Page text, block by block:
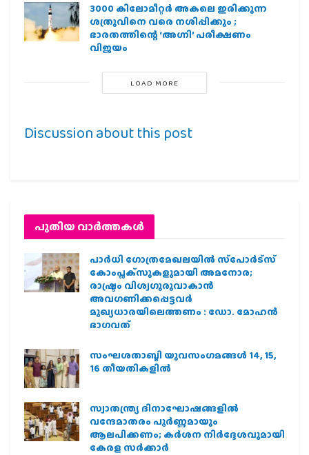
3000 കിലോമീറ്റർ അകലെ ഇരിക്കുന്ന
ശത്രുവിനെ വരെ നശിപ്പിക്കും ;
ഭാരതത്തിന്റെ ‘അഗ്നി’ പരീക്ഷണം
വിജയം
LOAD MORE
Discussion about this post
പുതിയ വാര്‍ത്തകള്‍
പാര്‍ധി ഗോത്രമേഖലയില്‍ സ്‌പോര്‍ട്‌സ്
കോംപ്ലക്‌സുകളുമായി അമനോര;
രാഷ്ട്രം വിശ്വഗുരുവാകാന്‍
അവഗണിക്കപ്പെട്ടവര്‍
മുഖ്യധാരയിലെത്തണം : ഡോ. മോഹന്‍
ഭാഗവത്
സംഘശതാബ്ദി യുവസംഗമങ്ങള്‍ 14, 15,
16 തീയതികളില്‍
സ്വാതന്ത്ര്യ ദിനാഘോഷങ്ങളിൽ
വന്ദേമാതരം പൂർണ്ണമായും
ആലപിക്കണം; കർശന നിർദ്ദേശവുമായി
കേരള സർക്കാർ